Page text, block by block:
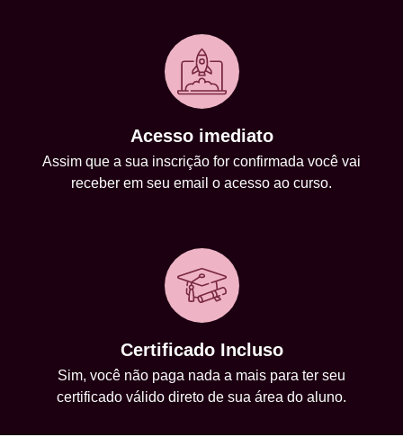
Acesso imediato
Assim que a sua inscrição for confirmada você vai
receber em seu email o acesso ao curso.
Certificado Incluso
Sim, você não paga nada a mais para ter seu
certificado válido direto de sua área do aluno.